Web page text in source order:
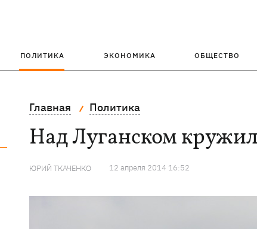
ПОЛИТИКА ЭКОНОМИКА ОБЩЕСТВО
Главная Политика
Над Луганском
ЮРИЙ ТКАЧЕНКО 12 апреля 2014 16:52